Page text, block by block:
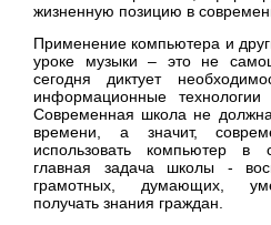
жизненную позицию в
Применение компьютера и
уроке музыки – это не
сегодня диктует
информационные
Современная школа не должна
времени, а значит,
использовать компьютер в
главная задача школы -
грамотных, думающих,
получать знания граждан.